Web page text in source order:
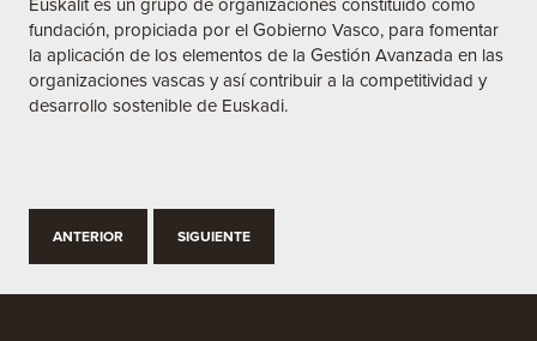
Euskalit es un grupo de organizaciones constituido como
fundación, propiciada por el Gobierno Vasco, para fomentar
la aplicación de los elementos de la Gestión Avanzada en las
organizaciones vascas y así contribuir a la competitividad y
desarrollo sostenible de Euskadi.
ANTERIOR SIGUIENTE